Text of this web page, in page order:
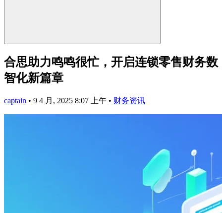
合思助力鸣鸣很忙，开启连锁零售财务数
智化新篇章
captain • 9 4 月, 2025 8:07 上午 • 财务资讯